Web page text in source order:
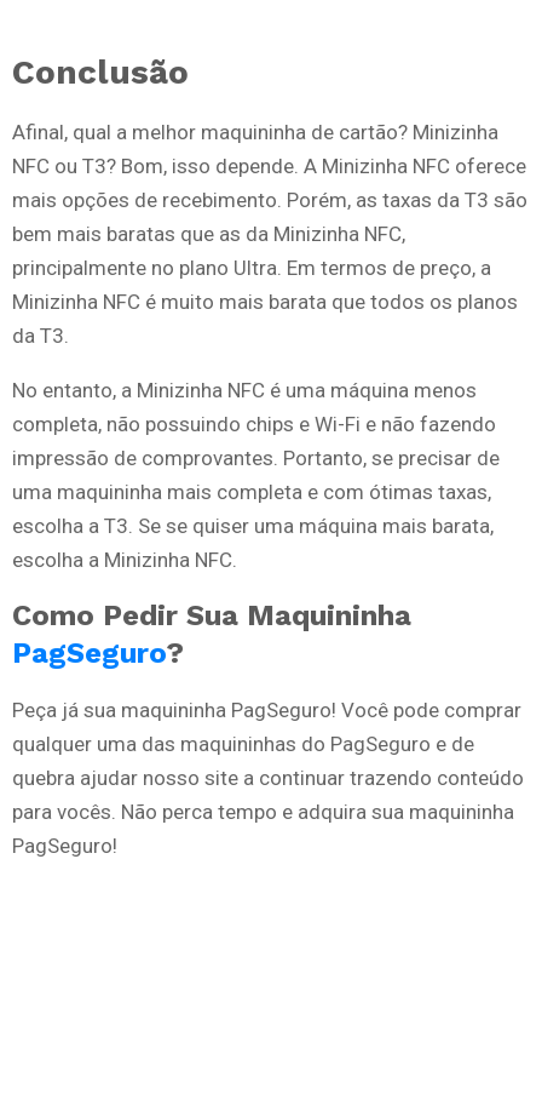
Conclusão
Afinal, qual a melhor maquininha de cartão? Minizinha
NFC ou T3? Bom, isso depende. A Minizinha NFC oferece
mais opções de recebimento. Porém, as taxas da T3 são
bem mais baratas que as da Minizinha NFC,
principalmente no plano Ultra. Em termos de preço, a
Minizinha NFC é muito mais barata que todos os planos
da T3.
No entanto, a Minizinha NFC é uma máquina menos
completa, não possuindo chips e Wi-Fi e não fazendo
impressão de comprovantes. Portanto, se precisar de
uma maquininha mais completa e com ótimas taxas,
escolha a T3. Se se quiser uma máquina mais barata,
escolha a Minizinha NFC.
Como Pedir Sua Maquininha
PagSeguro?
Peça já sua maquininha PagSeguro! Você pode comprar
qualquer uma das maquininhas do PagSeguro e de
quebra ajudar nosso site a continuar trazendo conteúdo
para vocês. Não perca tempo e adquira sua maquininha
PagSeguro!